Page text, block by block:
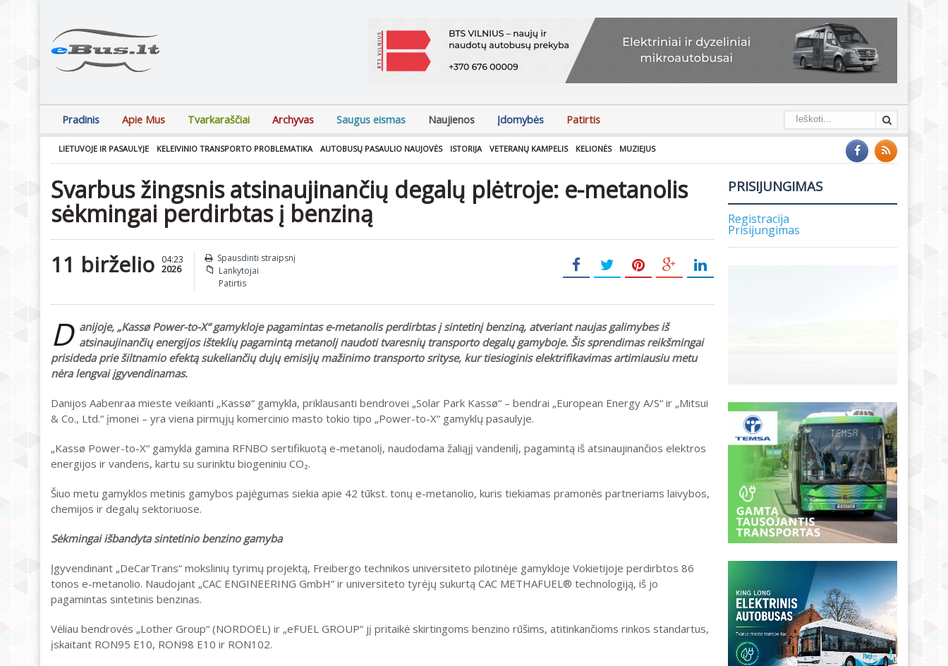
Pradinis Apie Mus Tvarkaraščiai Archyvas Saugus eismas Naujienos Įdomybės Patirtis
LIETUVOJE IR PASAULYJE KELEIVINIO TRANSPORTO PROBLEMATIKA AUTOBUSŲ PASAULIO NAUJOVĖS ISTORIJA VETERANŲ KAMPELIS KELIONĖS MUZIEJUS
Svarbus žingsnis atsinaujinančių degalų plėtroje: e-metanolis
sėkmingai perdirbtas į benziną
11 birželio 04:23
2026
Spausdinti straipsnį
Lankytojai
Patirtis
D anijoje, „Kassø Power-to-X“ gamykloje pagamintas e-metanolis perdirbtas į sintetinį benziną, atveriant naujas galimybes iš
atsinaujinančių energijos išteklių pagamintą metanolį naudoti tvaresnių transporto degalų gamyboje. Šis sprendimas reikšmingai
prisideda prie šiltnamio efektą sukeliančių dujų emisijų mažinimo transporto srityse, kur tiesioginis elektrifikavimas artimiausiu metu
nėra lengvai įgyvendinamas.
Danijos Aabenraa mieste veikianti „Kassø“ gamykla, priklausanti bendrovei „Solar Park Kassø“ – bendrai „European Energy A/S“ ir „Mitsui
& Co., Ltd.“ įmonei – yra viena pirmųjų komercinio masto tokio tipo „Power-to-X“ gamyklų pasaulyje.
„Kassø Power-to-X“ gamykla gamina RFNBO sertifikuotą e-metanolį, naudodama žaliąjį vandenilį, pagamintą iš atsinaujinančios elektros
energijos ir vandens, kartu su surinktu biogeniniu CO₂.
Šiuo metu gamyklos metinis gamybos pajėgumas siekia apie 42 tūkst. tonų e-metanolio, kuris tiekiamas pramonės partneriams laivybos,
chemijos ir degalų sektoriuose.
Sėkmingai išbandyta sintetinio benzino gamyba
Įgyvendinant „DeCarTrans“ mokslinių tyrimų projektą, Freibergo technikos universiteto pilotinėje gamykloje Vokietijoje perdirbtos 86
tonos e-metanolio. Naudojant „CAC ENGINEERING GmbH“ ir universiteto tyrėjų sukurtą CAC METHAFUEL® technologiją, iš jo
pagamintas sintetinis benzinas.
Vėliau bendrovės „Lother Group“ (NORDOEL) ir „eFUEL GROUP“ jį pritaikė skirtingoms benzino rūšims, atitinkančioms rinkos standartus,
įskaitant RON95 E10, RON98 E10 ir RON102.
PRISIJUNGIMAS
Registracija
Prisijungimas